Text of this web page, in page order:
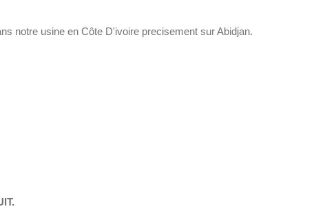
notre usine en Côte D'ivoire precisement sur Abidjan.